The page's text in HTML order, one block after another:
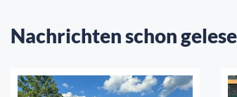
Nachrichten schon